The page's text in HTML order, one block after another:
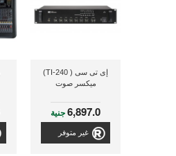
إى تى سى ( TI-240)
ميكسر صوت
6,897.0جنية
غير متوفر